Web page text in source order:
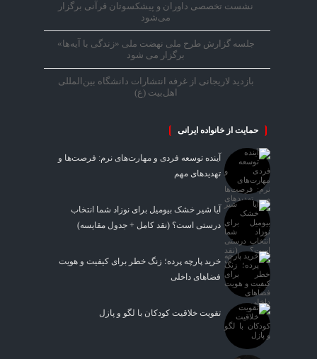
نشست تخصصی داوران و پیشکسوتان قرآنی برگزار
می‌شود
جلسه گزارش طرح ملی نهضت ملی «زندگی با آیه‌ها»
برگزار می شود
بازدید لاریجانی از غرفه انتشارات دانشگاه بین‌المللی
اهل‌بیت (ع)
حمایت از خانواده ایرانی
آینده توسعه فردی و مهارت‌های نرم: فرصت‌ها و
تهدیدهای مهم
آیا شیر خشک بیومیل برای نوزاد شما انتخاب
درستی است؟ (نقد کامل + جدول مقایسه)
خرید پارچه پرده؛ زنگ خطر برای کیفیت و هویت
فضاهای داخلی
تقویت خلاقیت کودکان با لگو و پازل